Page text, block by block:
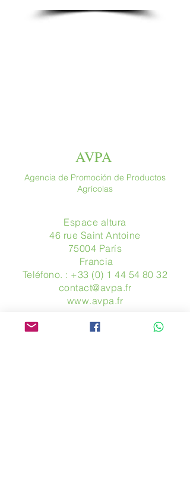
AVPA
Agencia de Promoción de Productos
Agrícolas
Espace altura
46 rue Saint Antoine
75004 París
​ Francia
Teléfono. : +33 (0) 1 44 54 80 32
contact@avpa.fr
www.avpa.fr